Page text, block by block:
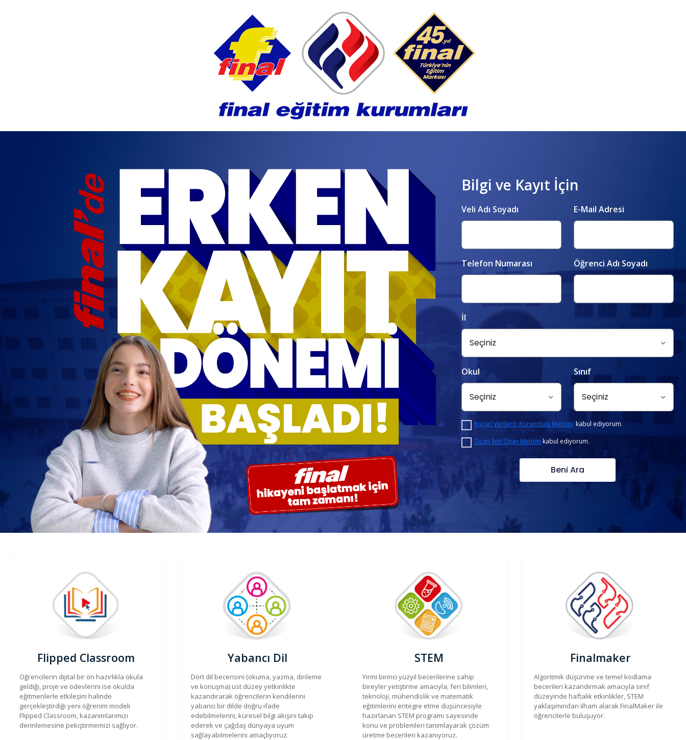
Bilgi ve Kayıt İçin
Veli Adı Soyadı E-Mail Adresi
Telefon Numarası Öğrenci Adı Soyadı
İl
Okul Sınıf
Kişisel Verilerin Korunması Metnini kabul ediyorum.
Ticari İleti Onay Metnini kabul ediyorum.
Beni Ara
Flipped Classroom
Öğrencilerin dijital bir ön hazırlıkla okula
geldiği, proje ve ödevlerini ise okulda
eğitmenlerle etkileşim halinde
gerçekleştirdiği yeni öğrenim modeli
Flipped Classroom, kazanımlarımızı
derinlemesine pekiştirmemizi sağlıyor.
Yabancı Dil
Dört dil becerisini (okuma, yazma, dinleme
ve konuşma) üst düzey yetkinlikte
kazandırarak öğrencilerin kendilerini
yabancı bir dilde doğru ifade
edebilmelerini, küresel bilgi akışını takip
ederek ve çağdaş dünyaya uyum
sağlayabilmelerini amaçlıyoruz.
STEM
Yirmi birinci yüzyıl becerilerine sahip
bireyler yetiştirme amacıyla; fen bilimleri,
teknoloji, mühendislik ve matematik
eğitimlerini entegre etme düşüncesiyle
hazırlanan STEM programı sayesinde
konu ve problemleri tanımlayarak çözüm
üretme becerileri kazanıyoruz.
Finalmaker
Algoritmik düşünme ve temel kodlama
becerileri kazandırmak amacıyla sınıf
düzeyinde haftalık etkinlikler, STEM
yaklaşımından ilham alarak FinalMaker ile
öğrencilerle buluşuyor.